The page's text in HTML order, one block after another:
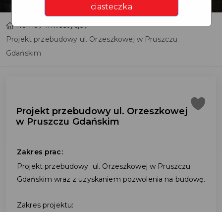
Home
Inwestycje
Projekt przebudowy ul. Orzeszkowej w Pruszczu
Gdańskim
Projekt przebudowy ul. Orzeszkowej
w Pruszczu Gdańskim
Zakres prac:
Projekt przebudowy ul. Orzeszkowej w Pruszczu
Gdańskim wraz z uzyskaniem pozwolenia na budowę.
Zakres projektu:
ciasteczka